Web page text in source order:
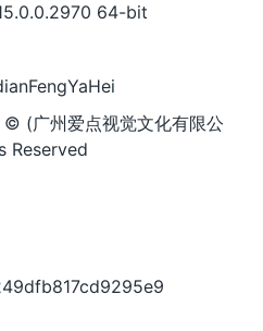
64-bit
(广州爱点视觉文化有限公
Reserved